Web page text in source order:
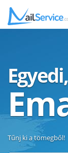
Tűnj ki a tömegből!